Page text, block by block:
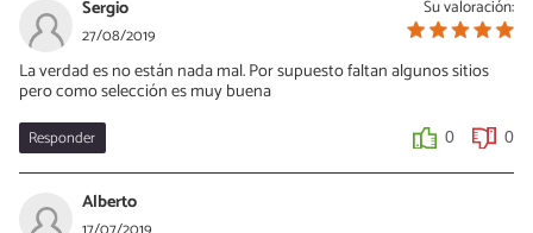
Su valoración:
Sergio
27/08/2019
La verdad es no están nada mal. Por supuesto faltan algunos sitios
pero como selección es muy buena
Responder 0 0
Alberto